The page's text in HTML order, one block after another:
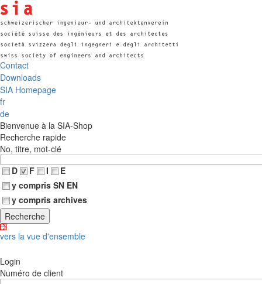
Contact
Downloads
SIA Homepage
fr
de
Bienvenue à la SIA-Shop
Recherche rapide
No, titre, mot-clé
D
F I
E
y compris SN EN
y compris archives
vers la vue d'ensemble
Login
Numéro de client